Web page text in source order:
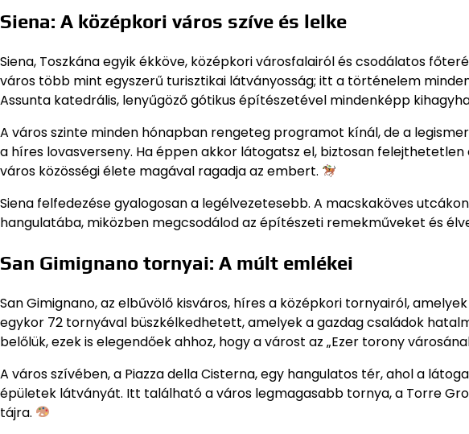
Siena: A középkori város szíve és lelke
Siena, Toszkána egyik ékköve, középkori városfalairól és csodálatos
város több mint egyszerű turisztikai látványosság; itt a történelem
Assunta katedrális, lenyűgöző gótikus építészetével mindenképp
A város szinte minden hónapban rengeteg programot kínál, de a
a híres lovasverseny. Ha éppen akkor látogatsz el, biztosan
város közösségi élete magával ragadja az embert.
Siena felfedezése gyalogosan a legélvezetesebb. A macskaköves
hangulatába, miközben megcsodálod az építészeti remekműveket és
San Gimignano tornyai: A múlt emlékei
San Gimignano, az elbűvölő kisváros, híres a középkori tornyairól,
egykor 72 tornyával büszkélkedhetett, amelyek a gazdag családok
belőlük, ezek is elegendőek ahhoz, hogy a várost az „Ezer torony
A város szívében, a Piazza della Cisterna, egy hangulatos tér, ahol a
épületek látványát. Itt található a város legmagasabb tornya, a Torre
tájra.